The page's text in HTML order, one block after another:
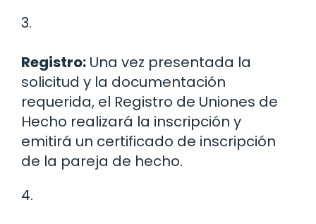
3.
Registro: Una vez presentada la
solicitud y la documentación
requerida, el Registro de Uniones de
Hecho realizará la inscripción y
emitirá un certificado de inscripción
de la pareja de hecho.
4.